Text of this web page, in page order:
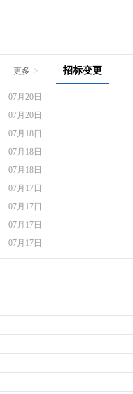
更多 >
07月20日
07月20日
07月18日
07月18日
07月18日
07月17日
07月17日
07月17日
07月17日
招标变更